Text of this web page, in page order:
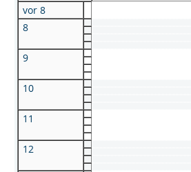
vor 8
8
9
10
11
12